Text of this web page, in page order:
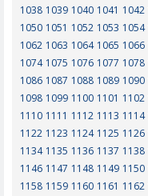
1038 1039 1040 1041 1042
1050 1051 1052 1053 1054
1062 1063 1064 1065 1066
1074 1075 1076 1077 1078
1086 1087 1088 1089 1090
1098 1099 1100 1101 1102
1110 1111 1112 1113 1114
1122 1123 1124 1125 1126
1134 1135 1136 1137 1138
1146 1147 1148 1149 1150
1158 1159 1160 1161 1162